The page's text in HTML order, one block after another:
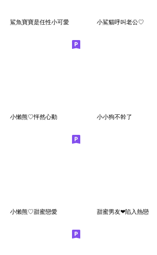
鯊魚寶寶是任性小可愛 小鯊貓呼叫老公♡
小懶熊♡怦然心動 小小狗不幹了
小懶熊♡甜蜜戀愛 甜蜜男友❤陷入熱戀